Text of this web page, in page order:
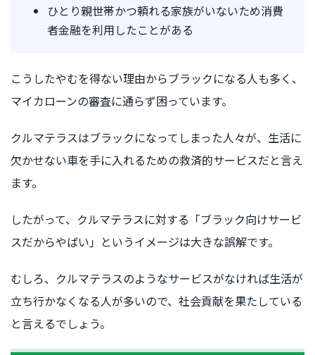
ひとり親世帯かつ頼れる家族がいないため消費
者金融を利用したことがある
こうしたやむを得ない理由からブラックになる人も多く、
マイカローンの審査に通らず困っています。
クルマテラスはブラックになってしまった人々が、生活に
欠かせない車を手に入れるための救済的サービスだと言え
ます。
したがって、クルマテラスに対する「ブラック向けサービ
スだからやばい」というイメージは大きな誤解です。
むしろ、クルマテラスのようなサービスがなければ生活が
立ち行かなくなる人が多いので、社会貢献を果たしている
と言えるでしょう。